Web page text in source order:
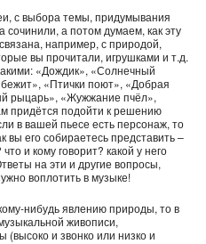
с выбора темы, придумывания
сочинили, а потом думаем, как эту
например, с природой,
вы прочитали, игрушками и т.д.
«Дождик», «Солнечный
«Птички поют», «Добрая
рыцарь», «Жужжание пчёл»,
придётся подойти к решению
в вашей пьесе есть персонаж, то
его собираетесь представить –
и кому говорит? какой у него
на эти и другие вопросы,
воплотить в музыке!
нибудь явлению природы, то в
живописи,
(высоко и звонко или низко и